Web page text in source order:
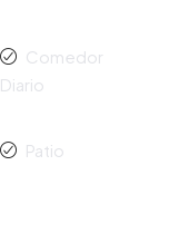
Comedor
Diario
Patio